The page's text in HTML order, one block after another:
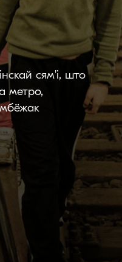
руская,